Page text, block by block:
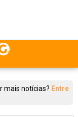
mais notícias? Entre